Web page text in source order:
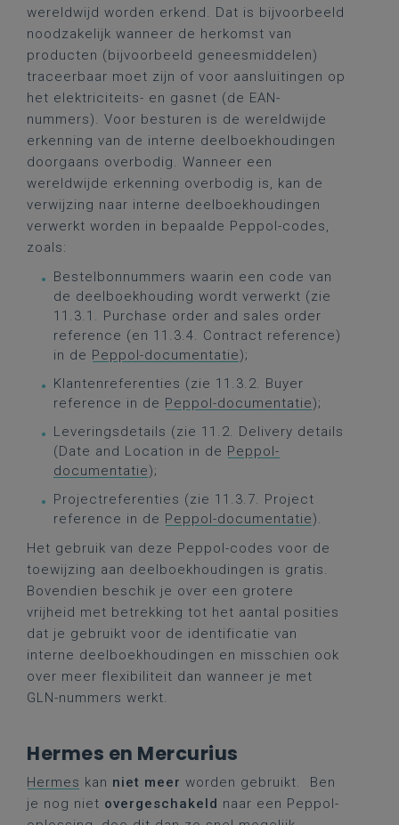
wereldwijd worden erkend. Dat is bijvoorbeeld
noodzakelijk wanneer de herkomst van
producten (bijvoorbeeld geneesmiddelen)
traceerbaar moet zijn of voor aansluitingen op
het elektriciteits- en gasnet (de EAN-
nummers). Voor besturen is de wereldwijde
erkenning van de interne deelboekhoudingen
doorgaans overbodig. Wanneer een
wereldwijde erkenning overbodig is, kan de
verwijzing naar interne deelboekhoudingen
verwerkt worden in bepaalde Peppol-codes,
zoals:
Bestelbonnummers waarin een code van
de deelboekhouding wordt verwerkt (zie
11.3.1. Purchase order and sales order
reference (en 11.3.4. Contract reference)
in de Peppol-documentatie);
Klantenreferenties (zie 11.3.2. Buyer
reference in de Peppol-documentatie);
Leveringsdetails (zie 11.2. Delivery details
(Date and Location in de Peppol-
documentatie);
Projectreferenties (zie 11.3.7. Project
reference in de Peppol-documentatie).
Het gebruik van deze Peppol-codes voor de
toewijzing aan deelboekhoudingen is gratis.
Bovendien beschik je over een grotere
vrijheid met betrekking tot het aantal posities
dat je gebruikt voor de identificatie van
interne deelboekhoudingen en misschien ook
over meer flexibiliteit dan wanneer je met
GLN-nummers werkt.
Hermes en Mercurius
Hermes kan niet meer worden gebruikt. Ben
je nog niet overgeschakeld naar een Peppol-